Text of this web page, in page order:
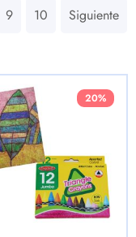
9 10 Siguiente
20%